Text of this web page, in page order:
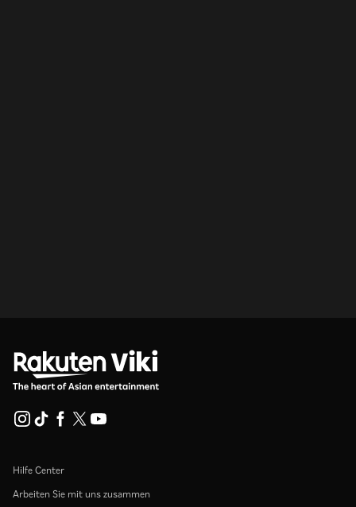
Hilfe Center
Arbeiten Sie mit uns zusammen